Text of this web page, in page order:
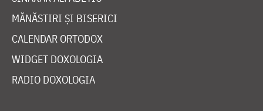
MĂNĂSTIRI ȘI BISERICI
CALENDAR ORTODOX
WIDGET DOXOLOGIA
RADIO DOXOLOGIA